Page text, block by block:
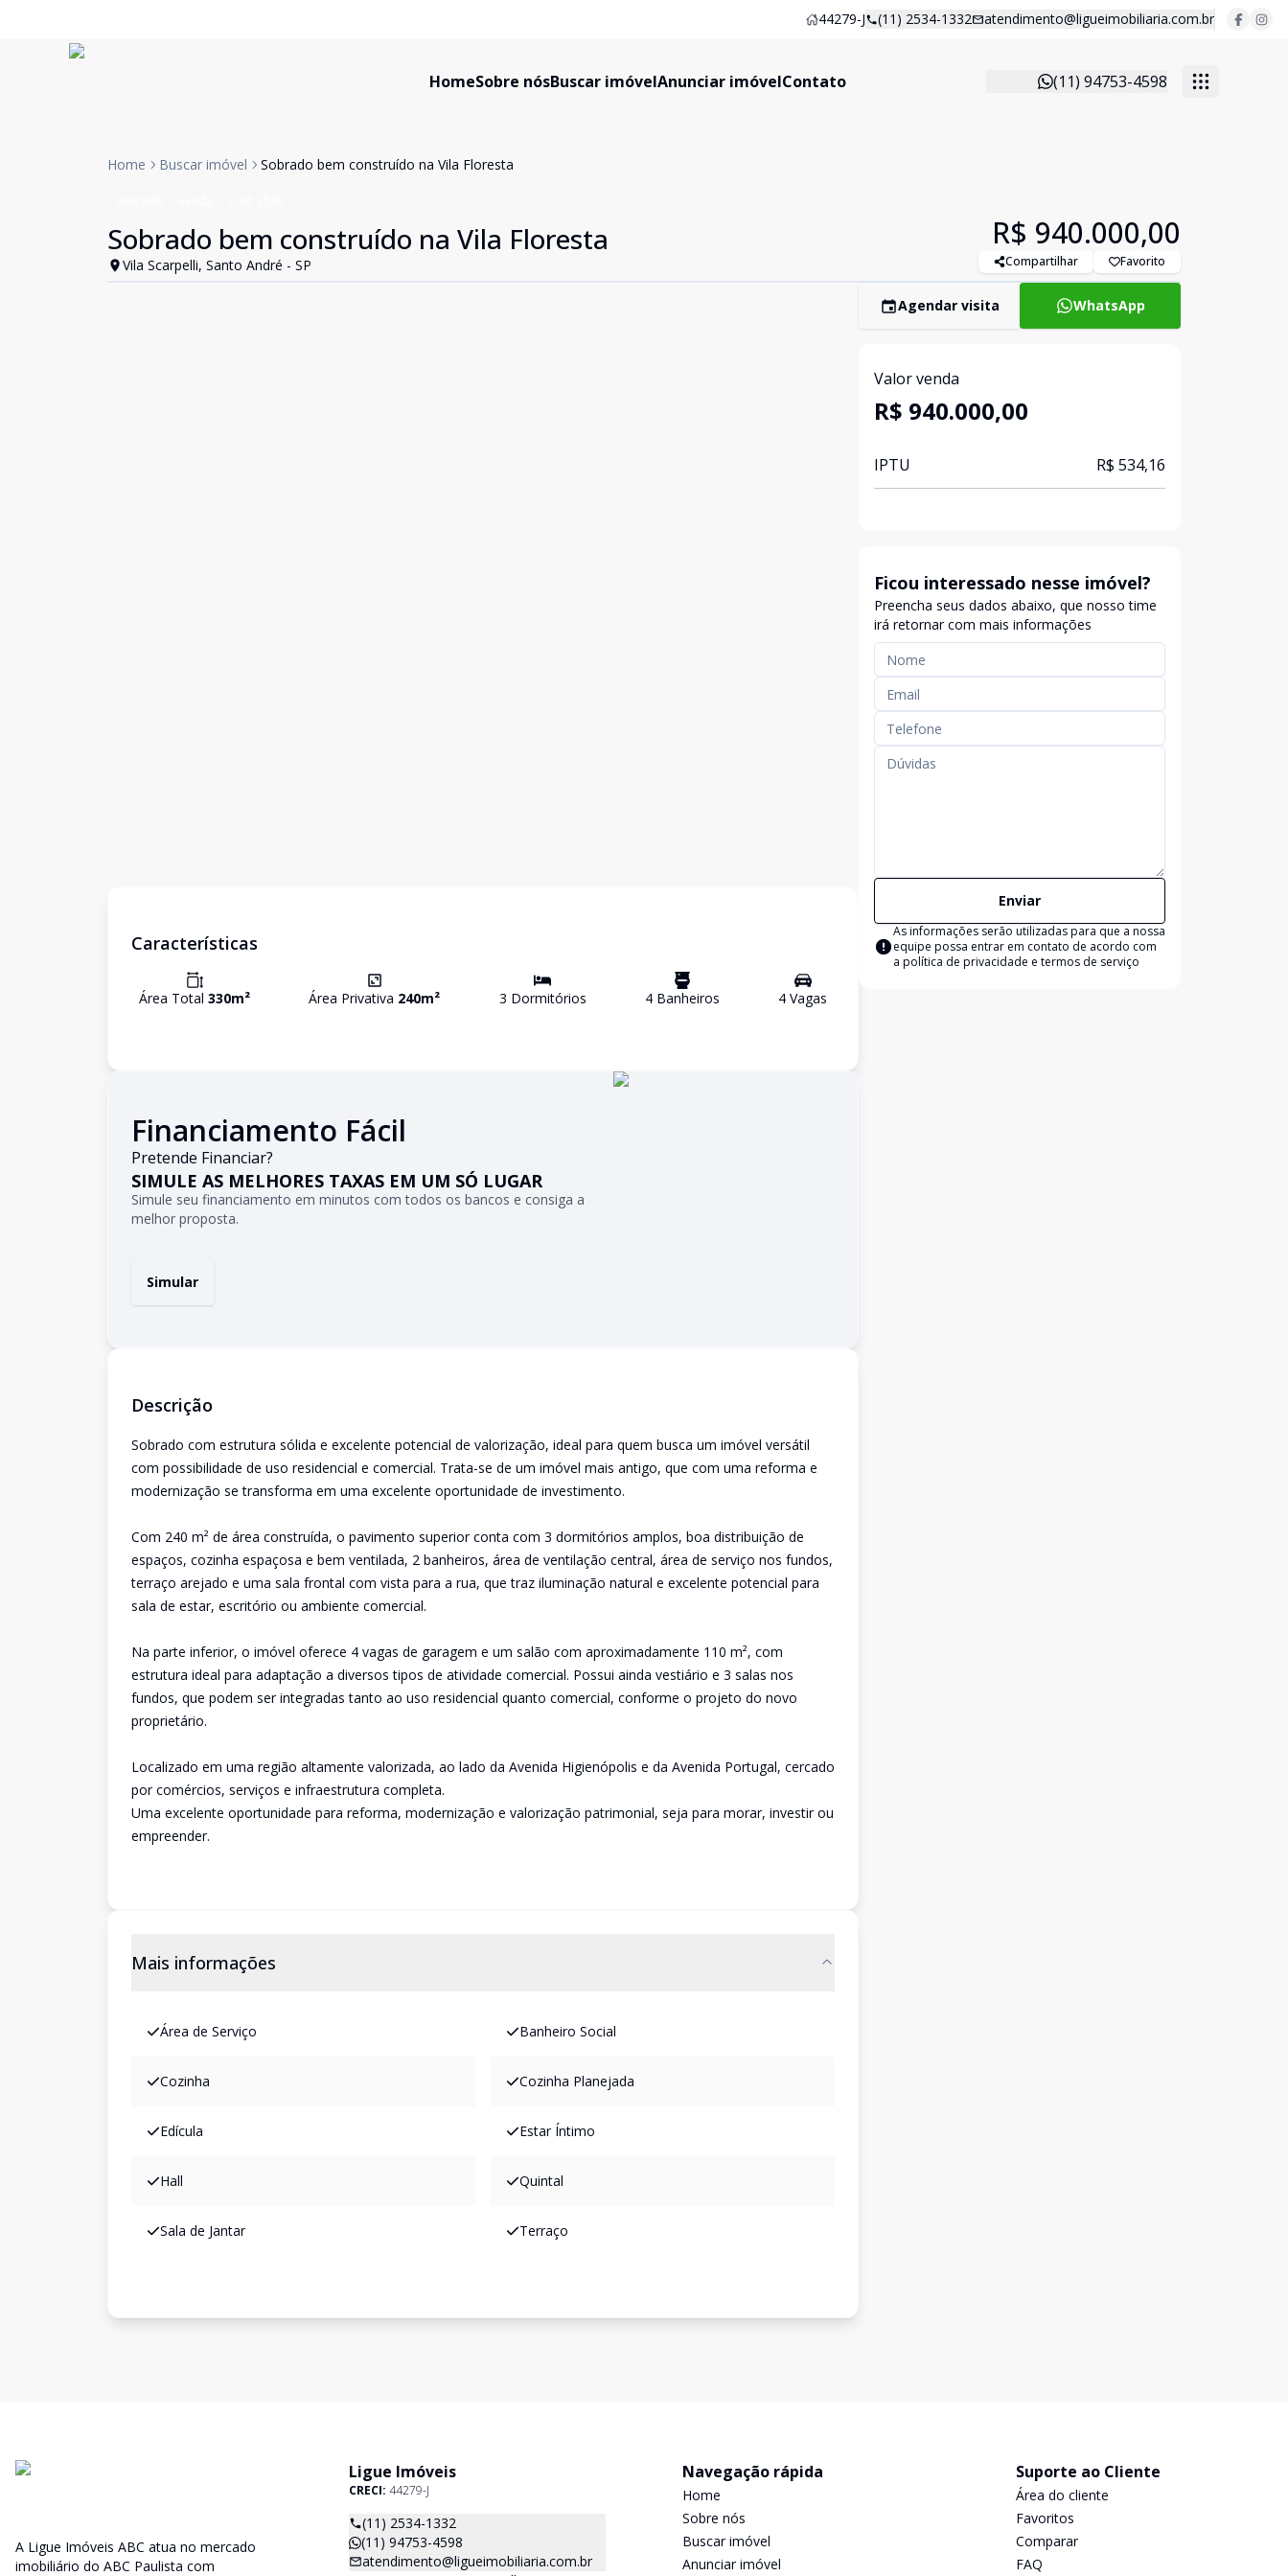
44279-J (11) 2534-1332 atendimento@ligueimobiliaria.com.br
HomeSobre nósBuscar imóvelAnunciar imóvelContato (11) 94753-4598
Home Buscar imóvel Sobrado bem construído na Vila Floresta
Sobrado bem construído na Vila Floresta
Vila Scarpelli, Santo André - SP
R$ 940.000,00
Compartilhar Favorito
Características
Área Total 330m² Área Privativa 240m² 3 Dormitórios 4Banheiros 4 Vagas
Financiamento Fácil
Pretende Financiar?
SIMULE AS MELHORES TAXAS EM UM SÓ LUGAR
Simule seu financiamento em minutos com todos os bancos e consiga a
melhor proposta.
Simular
Descrição
Sobrado com estrutura sólida e excelente potencial de valorização, ideal para quem busca um imóvel versátil
com possibilidade de uso residencial e comercial. Trata-se de um imóvel mais antigo, que com uma reforma e
modernização se transforma em uma excelente oportunidade de investimento.
Com 240 m² de área construída, o pavimento superior conta com 3 dormitórios amplos, boa distribuição de
espaços, cozinha espaçosa e bem ventilada, 2 banheiros, área de ventilação central, área de serviço nos fundos,
terraço arejado e uma sala frontal com vista para a rua, que traz iluminação natural e excelente potencial para
sala de estar, escritório ou ambiente comercial.
Na parte inferior, o imóvel oferece 4 vagas de garagem e um salão com aproximadamente 110 m², com
estrutura ideal para adaptação a diversos tipos de atividade comercial. Possui ainda vestiário e 3 salas nos
fundos, que podem ser integradas tanto ao uso residencial quanto comercial, conforme o projeto do novo
proprietário.
Localizado em uma região altamente valorizada, ao lado da Avenida Higienópolis e da Avenida Portugal, cercado
por comércios, serviços e infraestrutura completa.
Uma excelente oportunidade para reforma, modernização e valorização patrimonial, seja para morar, investir ou
empreender.
Mais informações
Área de Serviço Banheiro Social
Cozinha Cozinha Planejada
Edícula Estar Íntimo
Hall Quintal
Sala de Jantar Terraço
Agendar visita WhatsApp
Valor venda
R$ 940.000,00
IPTU R$ 534,16
Ficou interessado nesse imóvel?
Preencha seus dados abaixo, que nosso time
irá retornar com mais informações
Enviar
As informações serão utilizadas para que a nossa
equipe possa entrar em contato de acordo com
a política de privacidade e termos de serviço
A Ligue Imóveis ABC atua no mercado
imobiliário do ABC Paulista com
Ligue Imóveis
CRECI: 44279-J
(11) 2534-1332
(11) 94753-4598
atendimento@ligueimobiliaria.com.br
Navegação rápida
Home
Sobre nós
Buscar imóvel
Anunciar imóvel
Suporte ao Cliente
Área do cliente
Favoritos
Comparar
FAQ